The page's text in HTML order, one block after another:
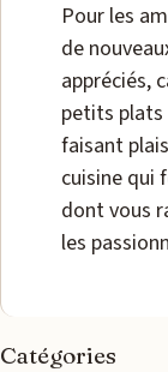
Pour les
de
appréciés,
petits plats
faisant
cuisine qui
dont vous
les
Catégories